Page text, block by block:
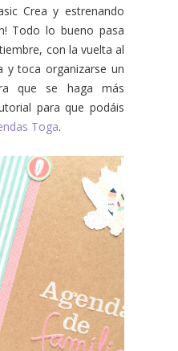
Crea y estrenando
Todo lo bueno pasa
con la vuelta al
y toca organizarse un
que se haga más
para que podáis
Toga.